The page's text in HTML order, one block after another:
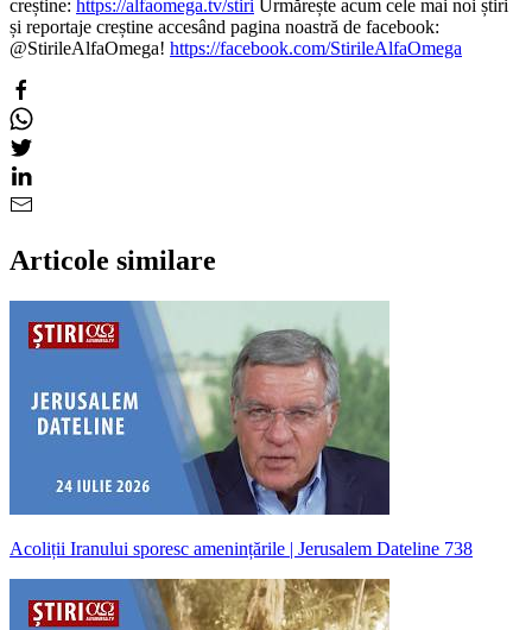
creștine: https://alfaomega.tv/stiri Urmărește acum cele mai noi știri
și reportaje creștine accesând pagina noastră de facebook:
@StirileAlfaOmega! https://facebook.com/StirileAlfaOmega
Articole similare
Acoliții Iranului sporesc amenințările | Jerusalem Dateline 738